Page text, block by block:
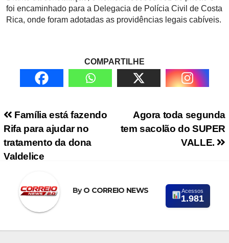
foi encaminhado para a Delegacia de Polícia Civil de Costa
Rica, onde foram adotadas as providências legais cabíveis.
COMPARTILHE
Navegação de PostAgora toda segunda
tem sacolão do SUPER
VALLE.
Família está fazendo
Rifa para ajudar no
tratamento da dona
Valdelice
ByO CORREIO NEWS Acessos
1.981